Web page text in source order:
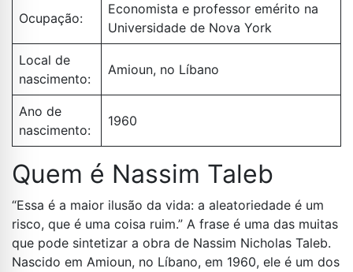
Ocupação:
Economista e professor emérito na
Universidade de Nova York
Local de
nascimento:
Amioun, no Líbano
Ano de
nascimento:
1960
Quem é Nassim Taleb
“Essa é a maior ilusão da vida: a aleatoriedade é um
risco, que é uma coisa ruim.” A frase é uma das muitas
que pode sintetizar a obra de Nassim Nicholas Taleb.
Nascido em Amioun, no Líbano, em 1960, ele é um dos